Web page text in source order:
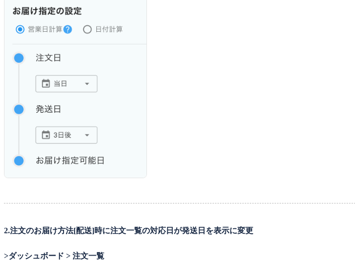
2.注文のお届け方法[配送]時に注文一覧の対応日が発送日を表示に変更
>ダッシュボード > 注文一覧